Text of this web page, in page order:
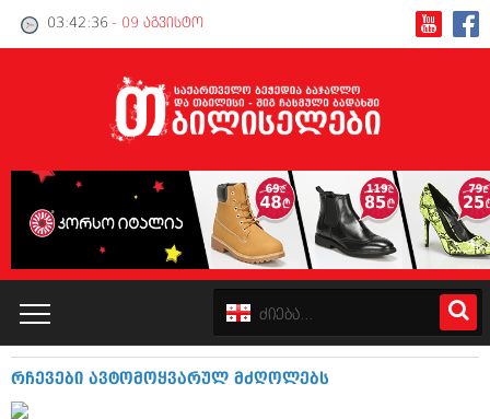
03:42:37 - 09 აგვისტო
კატალოგი
რჩევები ავტომოყვარულ მძღოლებს